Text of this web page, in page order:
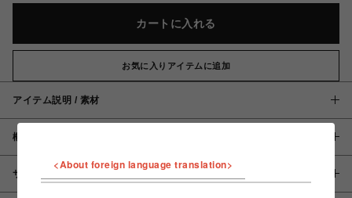
カートに入れる
お気に入りアイテムに追加
アイテム説明 / 素材
概要
サイズ
<About foreign language translation>